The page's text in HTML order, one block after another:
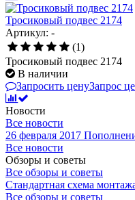
Тросиковый подвес 2174
Артикул: -
(1)
Тросиковый подвес 2174
В наличии
Запросить ценуЗапрос
Новости
Все новости
26 февраля 2017
Все новости
Обзоры и советы
Все обзоры и советы
Стандартная схема
Все обзоры и советы